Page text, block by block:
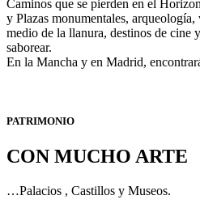
Caminos que se pierden en el
y Plazas monumentales, arqueología,
medio de la llanura, destinos de cine
saborear.
En la Mancha y en Madrid,
PATRIMONIO
CON MUCHO ARTE
…Palacios , Castillos y Museos.